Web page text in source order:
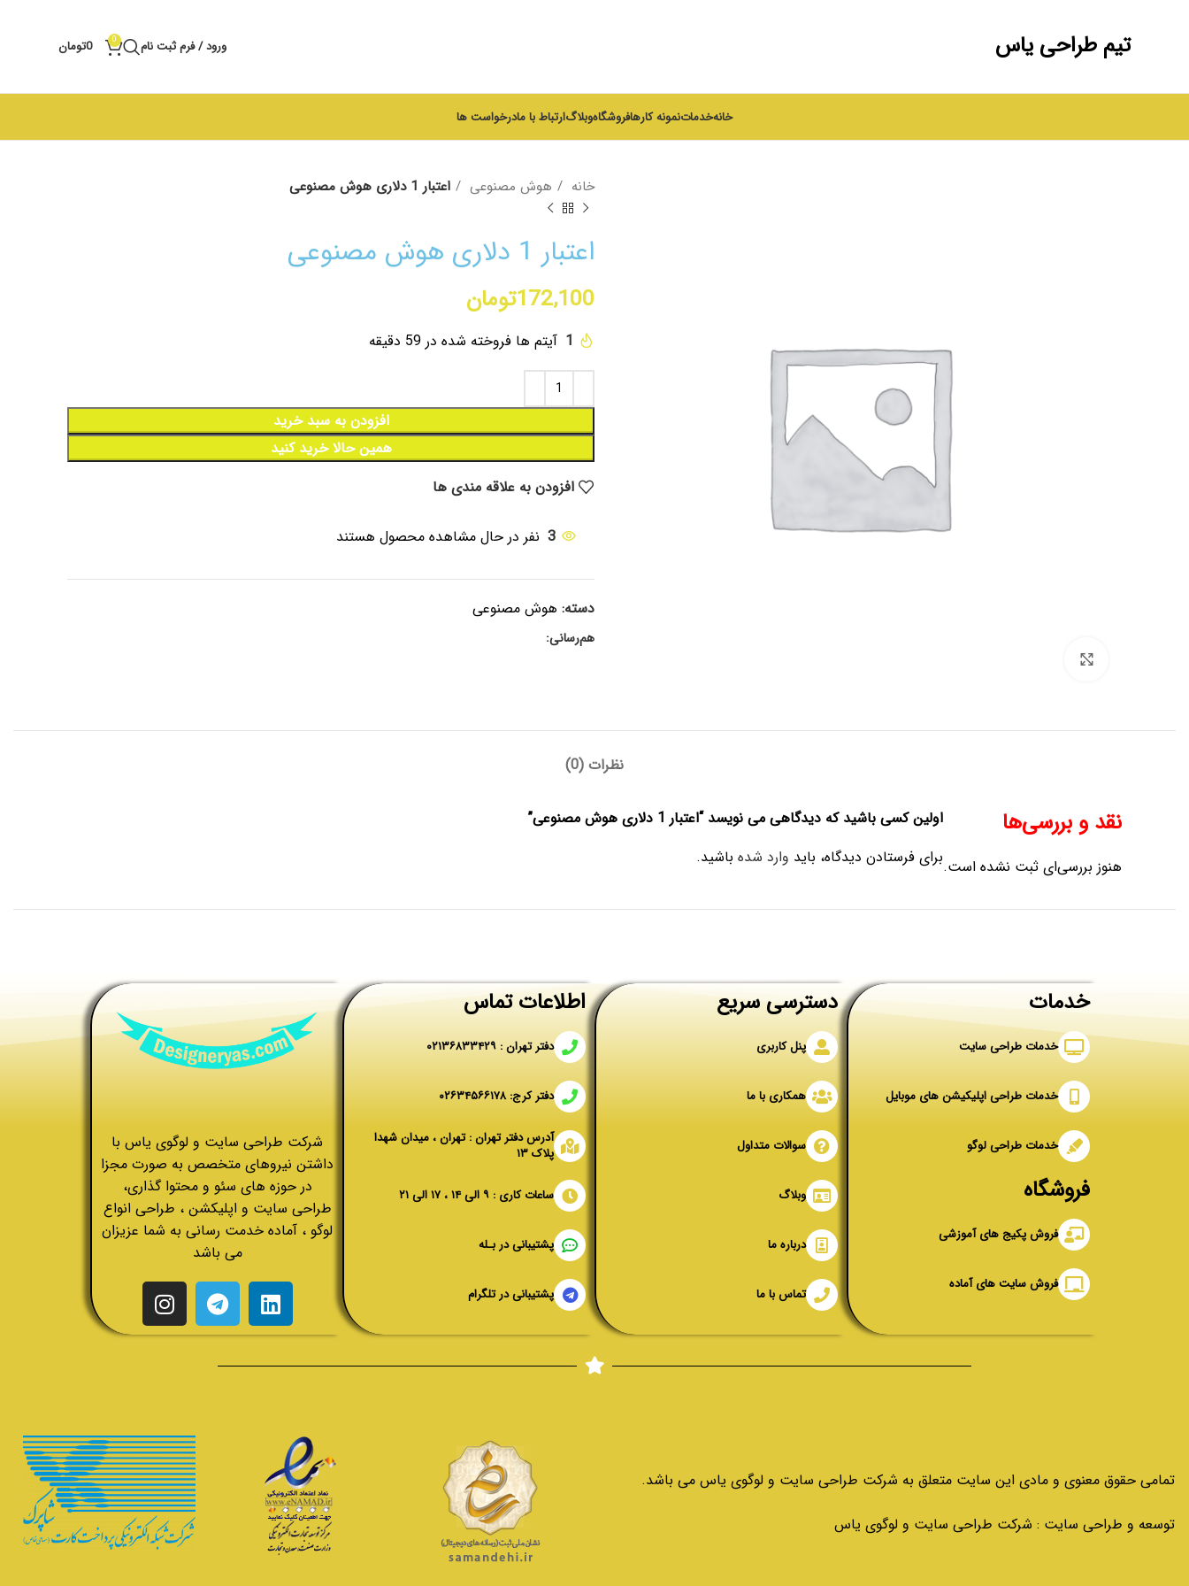
تیم طراحی یاس ورود / فرم ثبت نام 0
0تومان
خانهخدماتنمونه کارهافروشگاهوبلاگارتباط با مادرخواست ها
خانه هوش مصنوعی اعتبار 1 دلاری هوش مصنوعی
اعتبار 1 دلاری هوش مصنوعی
172,100تومان
1 آیتم ها فروخته شده در 59 دقیقه
افزودن به سبد خرید
همین حالا خرید کنید
افزودن به علاقه مندی ها
3 نفر در حال مشاهده محصول هستند
دسته: هوش مصنوعی
هم‌رسانی:
نظرات (0)
نقد و بررسی‌ها
هنوز بررسی‌ای ثبت نشده است.
اولین کسی باشید که دیدگاهی می نویسد “اعتبار 1 دلاری هوش مصنوعی”
برای فرستادن دیدگاه، باید وارد شده باشید.
خدمات
خدمات طراحی سایت
خدمات طراحی اپلیکیشن های موبایل
خدمات طراحی لوگو
فروشگاه
فروش پکیج های آموزشی
فروش سایت های آماده
دسترسی سریع
پنل کاربری
همکاری با ما
سوالات متداول
وبلاگ
درباره ما
تماس با ما
اطلاعات تماس
دفتر تهران : ۰۲۱۳۶۸۳۳۴۲۹
دفتر کرج: ۰۲۶۳۴۵۶۶۱۷۸
آدرس دفتر تهران : تهران ، میدان شهدا
پلاک ۱۳
ساعات کاری : ۹ الی ۱۴ ، ۱۷ الی ۲۱
پشتیبانی در بـله
پشتیبانی در تلگرام
شرکت طراحی سایت و لوگوی یاس با
داشتن نیروهای متخصص به صورت مجزا
در حوزه های سئو و محتوا گذاری،
طراحی سایت و اپلیکشن ، طراحی انواع
لوگو ، آماده خدمت رسانی به شما عزیزان
می باشد
تمامی حقوق معنوی و مادی این سایت متعلق به شرکت طراحی سایت و لوگوی یاس می باشد.
توسعه و طراحی سایت : شرکت طراحی سایت و لوگوی یاس